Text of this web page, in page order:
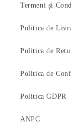
Termeni și
Politica de
Politica de
Politica de
Politica GDPR
ANPC